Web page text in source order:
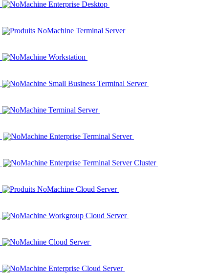
NoMachine Enterprise Desktop
Produits NoMachine Terminal Server
NoMachine Workstation
NoMachine Small Business Terminal Server
NoMachine Terminal Server
NoMachine Enterprise Terminal Server
NoMachine Enterprise Terminal Server Cluster
Produits NoMachine Cloud Server
NoMachine Workgroup Cloud Server
NoMachine Cloud Server
NoMachine Enterprise Cloud Server